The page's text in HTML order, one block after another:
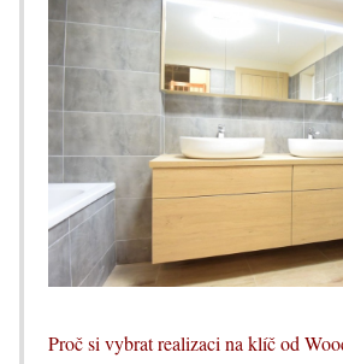
Proč si vybrat realizaci na klíč od